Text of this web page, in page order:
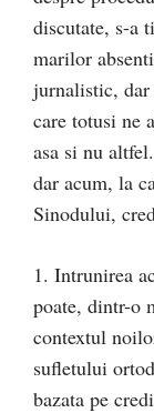
discutate, s-a
marilor
jurnalistic,
care totusi ne
asa si nu
dar acum, la
Sinodului,
1. Intrunirea
poate, dintr-o
contextul
sufletului
bazata pe